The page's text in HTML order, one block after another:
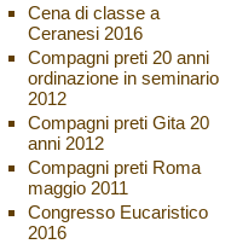
Cena di classe a
Ceranesi 2016
Compagni preti 20 anni
ordinazione in seminario
2012
Compagni preti Gita 20
anni 2012
Compagni preti Roma
maggio 2011
Congresso Eucaristico
2016